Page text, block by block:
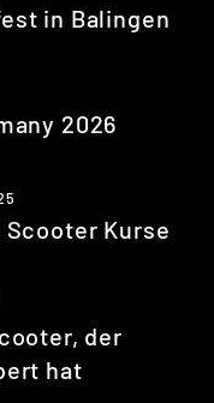
in Balingen
2026
Scooter Kurse
der
hat